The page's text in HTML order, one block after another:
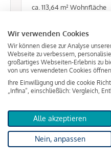
ca. 113,64 m² Wohnfläche
Wir verwenden Cookies
Wir können diese zur Analyse
Webseite zu verbessern,
großartiges Webseiten-Erlebnis zu
von uns verwendeten Cookies
Ihre Einwilligung und die cookie
„Infina“, einschließlich: Vergleich,
Alle akzeptieren
Nein, anpassen